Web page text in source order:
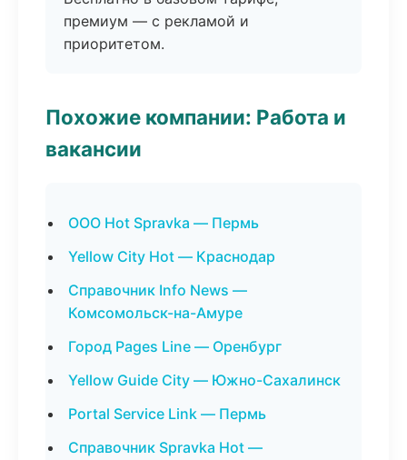
премиум — с рекламой и
приоритетом.
Похожие компании: Работа и
вакансии
ООО Hot Spravka — Пермь
Yellow City Hot — Краснодар
Справочник Info News —
Комсомольск-на-Амуре
Город Pages Line — Оренбург
Yellow Guide City — Южно-Сахалинск
Portal Service Link — Пермь
Справочник Spravka Hot —